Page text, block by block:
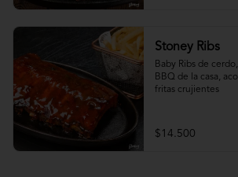
Stoney Ribs
Baby Ribs de
BBQ de la casa,
fritas crujientes
$14.500